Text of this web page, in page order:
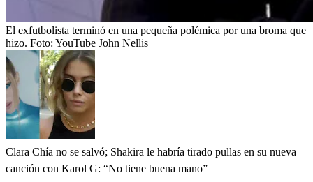
El exfutbolista terminó en una pequeña polémica por una broma que
hizo. Foto: YouTube John Nellis
Clara Chía no se salvó; Shakira le habría tirado pullas en su nueva
canción con Karol G: “No tiene buena mano”